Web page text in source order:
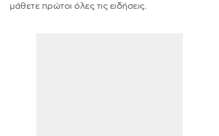
μάθετε πρώτοι όλες τις ειδήσεις.